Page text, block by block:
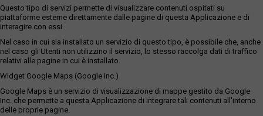
Questo tipo di servizi permette di visualizzare contenuti ospitati su
piattaforme esterne direttamente dalle pagine di questa Applicazione e di
interagire con essi.
Nel caso in cui sia installato un servizio di questo tipo, è possibile che, anche
nel caso gli Utenti non utilizzino il servizio, lo stesso raccolga dati di traffico
relativi alle pagine in cui è installato.
Widget Google Maps (Google Inc.)
Google Maps è un servizio di visualizzazione di mappe gestito da Google
Inc. che permette a questa Applicazione di integrare tali contenuti all'interno
delle proprie pagine.